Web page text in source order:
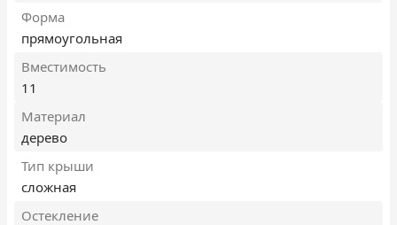
Форма
прямоугольная
Вместимость
11
Материал
дерево
Тип крыши
сложная
Остекление